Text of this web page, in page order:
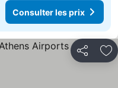
Consulter les prix
Partager